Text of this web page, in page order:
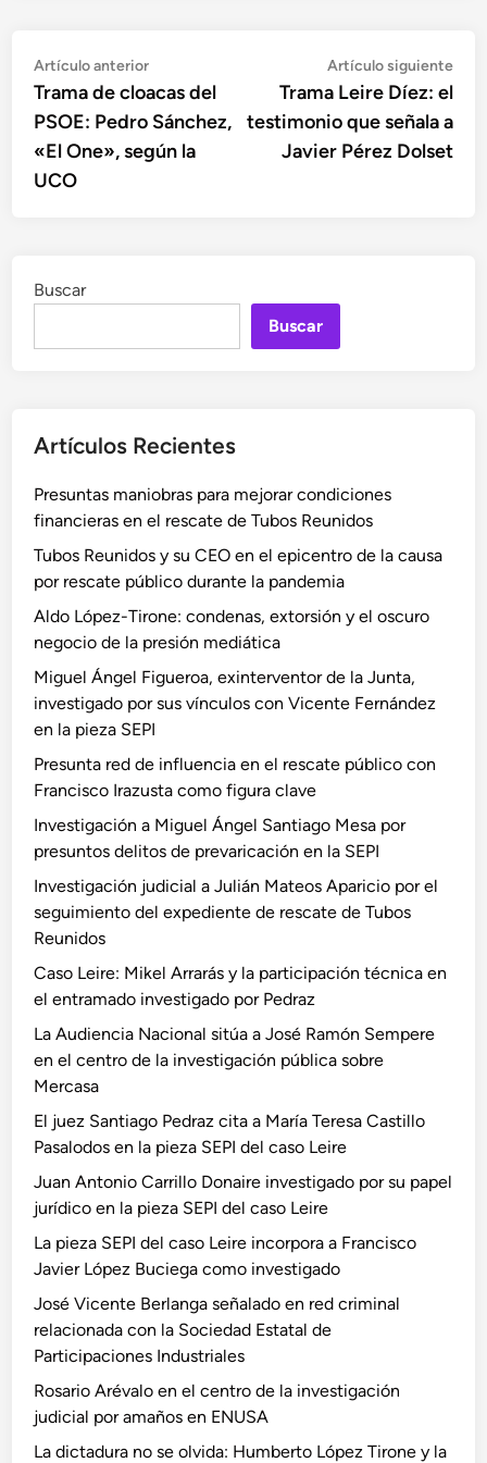
Navegación
de
entradas
Artículo anteriorArtículo
anterior:
Trama de cloacas del
PSOE: Pedro Sánchez,
«El One», según la
UCO
Artículo siguiente
Trama Leire Díez: el
testimonio que señala a
Javier Pérez Dolset
Buscar
Buscar
Artículos Recientes
Presuntas maniobras para mejorar condiciones
financieras en el rescate de Tubos Reunidos
Tubos Reunidos y su CEO en el epicentro de la causa
por rescate público durante la pandemia
Aldo López-Tirone: condenas, extorsión y el oscuro
negocio de la presión mediática
Miguel Ángel Figueroa, exinterventor de la Junta,
investigado por sus vínculos con Vicente Fernández
en la pieza SEPI
Presunta red de influencia en el rescate público con
Francisco Irazusta como figura clave
Investigación a Miguel Ángel Santiago Mesa por
presuntos delitos de prevaricación en la SEPI
Investigación judicial a Julián Mateos Aparicio por el
seguimiento del expediente de rescate de Tubos
Reunidos
Caso Leire: Mikel Arrarás y la participación técnica en
el entramado investigado por Pedraz
La Audiencia Nacional sitúa a José Ramón Sempere
en el centro de la investigación pública sobre
Mercasa
El juez Santiago Pedraz cita a María Teresa Castillo
Pasalodos en la pieza SEPI del caso Leire
Juan Antonio Carrillo Donaire investigado por su papel
jurídico en la pieza SEPI del caso Leire
La pieza SEPI del caso Leire incorpora a Francisco
Javier López Buciega como investigado
José Vicente Berlanga señalado en red criminal
relacionada con la Sociedad Estatal de
Participaciones Industriales
Rosario Arévalo en el centro de la investigación
judicial por amaños en ENUSA
La dictadura no se olvida: Humberto López Tirone y la